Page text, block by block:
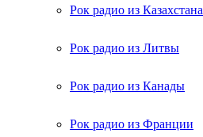
Рок радио из Казахстана
Рок радио из Литвы
Рок радио из Канады
Рок радио из Франции